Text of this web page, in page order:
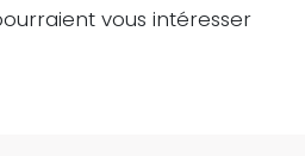
vous intéresser